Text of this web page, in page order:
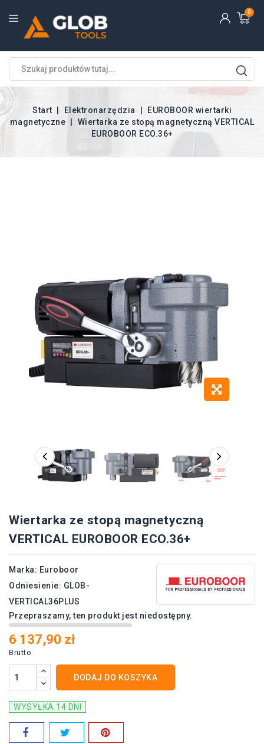
0
Start Elektronarzędzia
EUROBOOR wiertarki
magnetyczne
Wiertarka ze stopą magnetyczną VERTICAL
EUROBOOR ECO.36+
Wiertarka ze stopą magnetyczną
VERTICAL EUROBOOR ECO.36+
Marka: Euroboor
Odniesienie: GLOB-
VERTICAL36PLUS
Przepraszamy, ten produkt jest niedostępny.
6 137,90 zł
Brutto
DODAJ DO KOSZYKA
WYSYŁKA 14 DNI